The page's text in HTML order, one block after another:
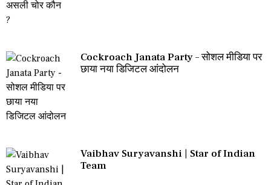
Cockroach Janata Party – सोशल मीडिया पर
छाया नया डिजिटल आंदोलन
Vaibhav Suryavanshi | Star of Indian
Team